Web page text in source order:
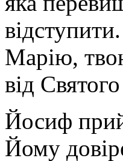
Марію,
від
Йосиф
Йому